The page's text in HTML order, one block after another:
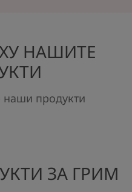
НАШИТЕ
наши продукти
ЗА ГРИМ